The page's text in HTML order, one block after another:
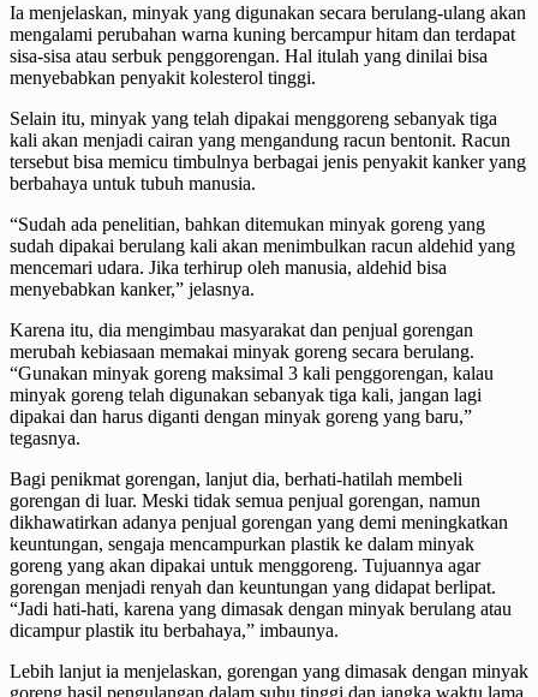
Ia menjelaskan, minyak yang digunakan secara berulang-ulang akan
mengalami perubahan warna kuning bercampur hitam dan terdapat
sisa-sisa atau serbuk penggorengan. Hal itulah yang dinilai bisa
menyebabkan penyakit kolesterol tinggi.
Selain itu, minyak yang telah dipakai menggoreng sebanyak tiga
kali akan menjadi cairan yang mengandung racun bentonit. Racun
tersebut bisa memicu timbulnya berbagai jenis penyakit kanker yang
berbahaya untuk tubuh manusia.
“Sudah ada penelitian, bahkan ditemukan minyak goreng yang
sudah dipakai berulang kali akan menimbulkan racun aldehid yang
mencemari udara. Jika terhirup oleh manusia, aldehid bisa
menyebabkan kanker,” jelasnya.
Karena itu, dia mengimbau masyarakat dan penjual gorengan
merubah kebiasaan memakai minyak goreng secara berulang.
“Gunakan minyak goreng maksimal 3 kali penggorengan, kalau
minyak goreng telah digunakan sebanyak tiga kali, jangan lagi
dipakai dan harus diganti dengan minyak goreng yang baru,”
tegasnya.
Bagi penikmat gorengan, lanjut dia, berhati-hatilah membeli
gorengan di luar. Meski tidak semua penjual gorengan, namun
dikhawatirkan adanya penjual gorengan yang demi meningkatkan
keuntungan, sengaja mencampurkan plastik ke dalam minyak
goreng yang akan dipakai untuk menggoreng. Tujuannya agar
gorengan menjadi renyah dan keuntungan yang didapat berlipat.
“Jadi hati-hati, karena yang dimasak dengan minyak berulang atau
dicampur plastik itu berbahaya,” imbaunya.
Lebih lanjut ia menjelaskan, gorengan yang dimasak dengan minyak
goreng hasil pengulangan dalam suhu tinggi dan jangka waktu lama,